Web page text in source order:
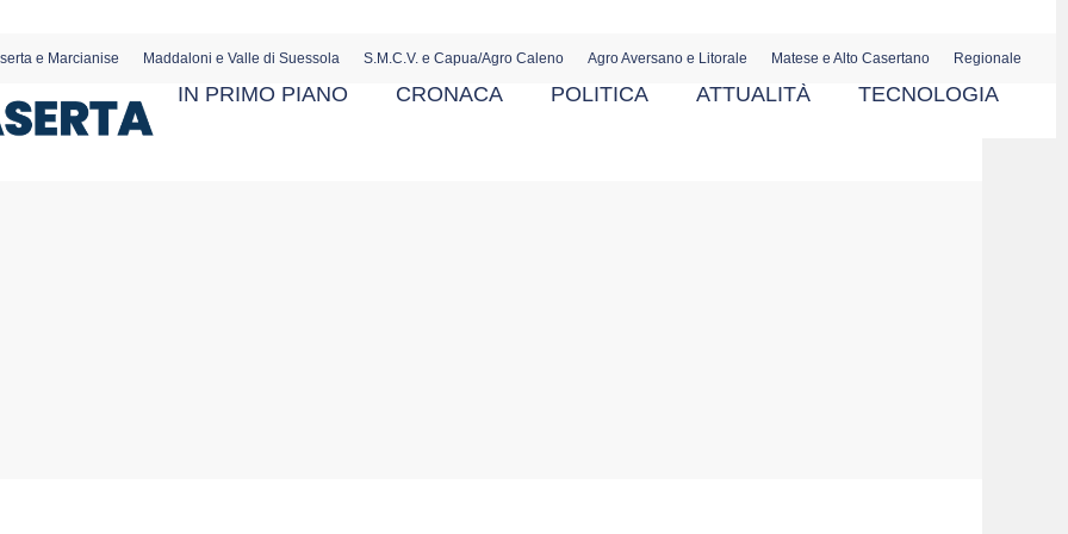
e Marcianise Maddaloni e Valle di Suessola S.M.C.V. e Capua/Agro Caleno Agro Aversano e Litorale Matese e Alto Casertano Regionale
IN PRIMO PIANO CRONACA POLITICA ATTUALITÀ TECNOLOGIA